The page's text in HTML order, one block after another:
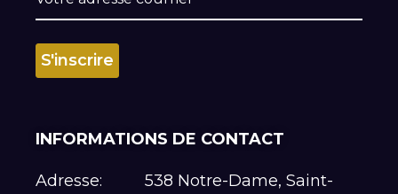
INFORMATIONS DE CONTACT
Adresse:
538 Notre-Dame, Saint-